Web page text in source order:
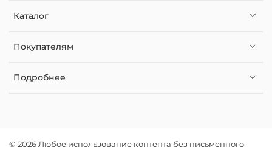
Каталог
Покупателям
Подробнее
© 2026 Любое использование контента без письменного